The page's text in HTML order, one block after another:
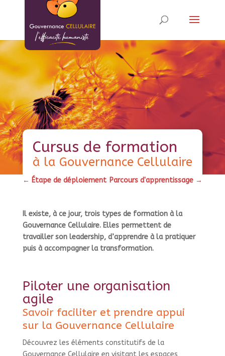
Cursus de formation
à la Gouvernance Cellulaire
← Étape de déploiement Parcours d'apprentissage →
Il existe, à ce jour, trois types de formation à la
Gouvernance Cellulaire. Elles permettent de
travailler son leadership, d’apprendre à la pratiquer
puis à accompagner la transformation.
Piloter une organisation
agile
Savoir faciliter et prendre appui
sur la Gouvernance Cellulaire
Découvrez les éléments constitutifs de la
Gouvernance Cellulaire en visitant les espaces